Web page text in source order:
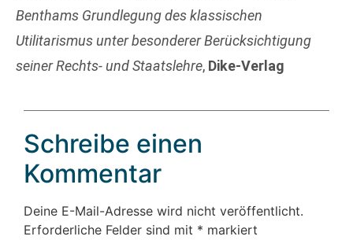
Benthams Grundlegung des klassischen
Utilitarismus unter besonderer Berücksichtigung
seiner Rechts- und Staatslehre, Dike-Verlag
Schreibe einen
Kommentar
Deine E-Mail-Adresse wird nicht veröffentlicht.
Erforderliche Felder sind mit * markiert